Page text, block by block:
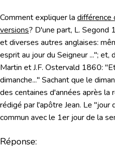
Comment expliquer la différence
versions? D'une part, L. Segond
et diverses autres anglaises:
esprit au jour du Seigneur ...";
Martin et J.F. Ostervald 1860:
dimanche..." Sachant que le
des centaines d'années après la
rédigé par l'apôtre Jean. Le "jour
commun avec le 1er jour de la
Réponse: